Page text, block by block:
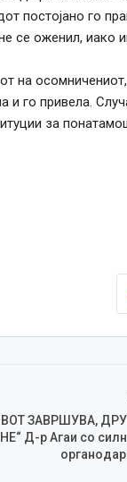
постојано го
се оженил, иако
на
и го привела.
за
ЗАВРШУВА,
Д-р Агаи со